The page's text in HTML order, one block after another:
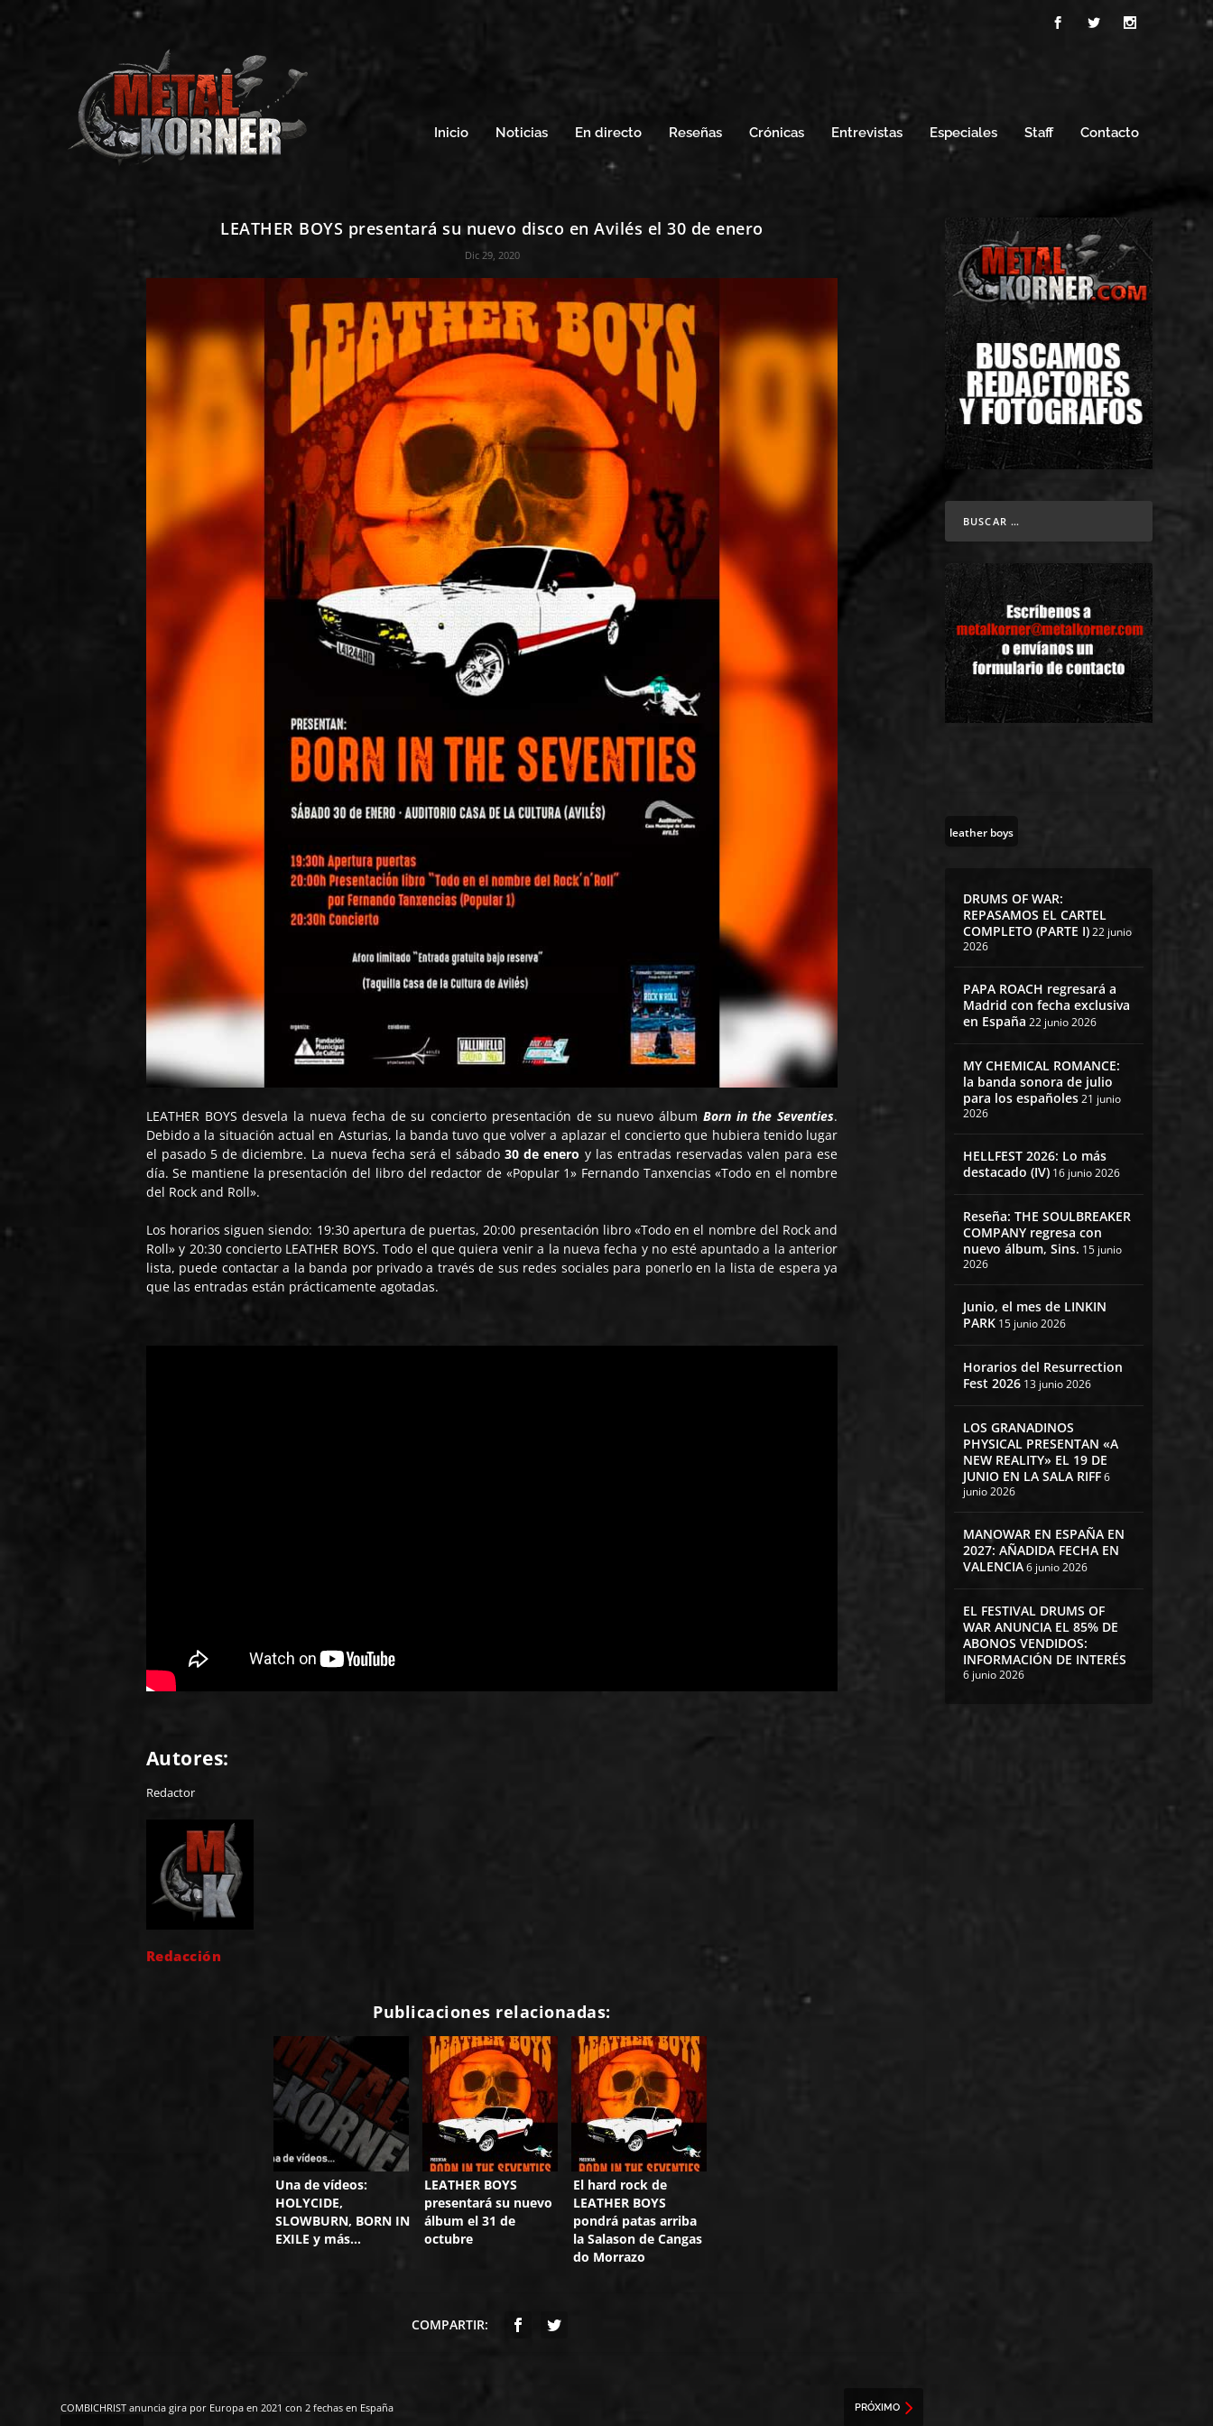
Inicio Noticias En directo Reseñas Crónicas Entrevistas Especiales Staff Contacto
LEATHER BOYS presentará su nuevo disco en Avilés el 30 de enero
Dic 29, 2020
LEATHER BOYS desvela la nueva fecha de su concierto presentación de su nuevo álbum Born in the Seventies.
Debido a la situación actual en Asturias, la banda tuvo que volver a aplazar el concierto que hubiera tenido lugar
el pasado 5 de diciembre. La nueva fecha será el sábado30 de enero y las entradas reservadas valen para ese
día. Se mantiene la presentación del libro del redactor de «Popular 1» Fernando Tanxencias «Todo en el nombre
del Rock and Roll».
Los horarios siguen siendo: 19:30 apertura de puertas, 20:00 presentación libro «Todo en el nombre del Rock and
Roll» y 20:30 concierto LEATHER BOYS. Todo el que quiera venir a la nueva fecha y no esté apuntado a la anterior
lista, puede contactar a la banda por privado a través de sus redes sociales para ponerlo en la lista de espera ya
que las entradas están prácticamente agotadas.
Autores:
Redactor
Redacción
Publicaciones relacionadas:
Una de vídeos:
HOLYCIDE,
SLOWBURN, BORN IN
EXILE y más…
LEATHER BOYS
presentará su nuevo
álbum el 31 de
octubre
El hard rock de
LEATHER BOYS
pondrá patas arriba
la Salason de Cangas
do Morrazo
COMPARTIR:
COMBICHRIST anuncia gira por Europa en 2021 con 2 fechas en España PRÓXIMO
leather boys
DRUMS OF WAR:
REPASAMOS EL CARTEL
COMPLETO (PARTE I)22 junio
2026
PAPA ROACH regresará a
Madrid con fecha exclusiva
en España 22 junio 2026
MY CHEMICAL ROMANCE:
la banda sonora de julio
para los españoles21 junio
2026
HELLFEST 2026: Lo más
destacado (IV) 16 junio 2026
Reseña: THE SOULBREAKER
COMPANY regresa con
nuevo álbum, Sins. 15 junio
2026
Junio, el mes de LINKIN
PARK 15 junio 2026
Horarios del Resurrection
Fest 2026 13 junio 2026
LOS GRANADINOS
PHYSICAL PRESENTAN «A
NEW REALITY» EL 19 DE
JUNIO EN LA SALA RIFF6
junio 2026
MANOWAR EN ESPAÑA EN
2027: AÑADIDA FECHA EN
VALENCIA6 junio 2026
EL FESTIVAL DRUMS OF
WAR ANUNCIA EL 85% DE
ABONOS VENDIDOS:
INFORMACIÓN DE INTERÉS
6 junio 2026